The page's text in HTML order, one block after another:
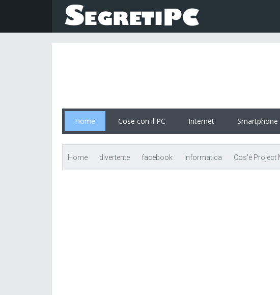
Home Cose con il PC Internet Smartphone
Home divertente facebook informatica Cos'è Project